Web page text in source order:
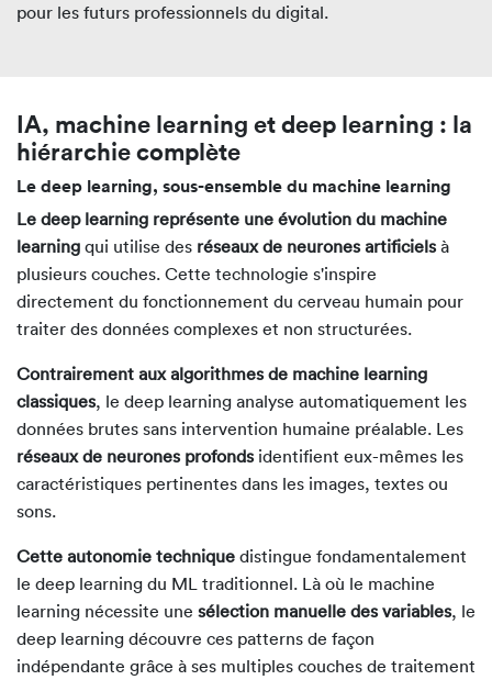
pour les futurs professionnels du digital.
IA, machine learning et deep learning : la
hiérarchie complète
Le deep learning, sous-ensemble du machine learning
Le deep learning représente une évolution du machine
learning qui utilise des réseaux de neurones artificielsà
plusieurs couches. Cette technologie s'inspire
directement du fonctionnement du cerveau humain pour
traiter des données complexes et non structurées.
Contrairement aux algorithmes de machine learning
classiques, le deep learning analyse automatiquement les
données brutes sans intervention humaine préalable. Les
réseaux de neurones profondsidentifient eux-mêmes les
caractéristiques pertinentes dans les images, textes ou
sons.
Cette autonomie technique distingue fondamentalement
le deep learning du ML traditionnel. Là où le machine
learning nécessite une sélection manuelle des variables, le
deep learning découvre ces patterns de façon
indépendante grâce à ses multiples couches de traitement